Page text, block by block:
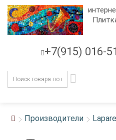
+7(915) 016-
Производители